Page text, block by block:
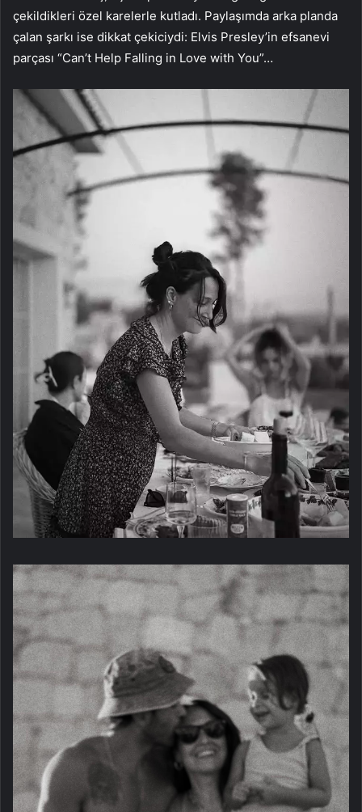
çekildikleri özel karelerle kutladı. Paylaşımda arka planda
çalan şarkı ise dikkat çekiciydi: Elvis Presley’in efsanevi
parçası “Can’t Help Falling in Love with You”…